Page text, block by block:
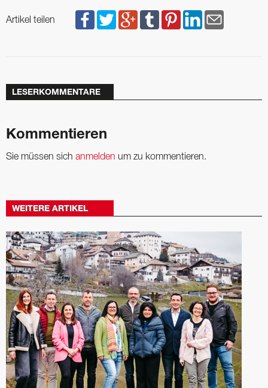
Artikel teilen
LESERKOMMENTARE
Kommentieren
Sie müssen sich anmelden um zu kommentieren.
WEITERE ARTIKEL